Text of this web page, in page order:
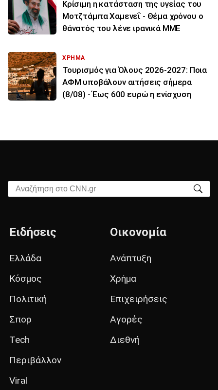
Κρίσιμη η κατάσταση της υγείας του
Μοτζτάμπα Χαμενεΐ - Θέμα χρόνου ο
θάνατός του λένε ιρανικά ΜΜΕ
ΧΡΗΜΑ
Τουρισμός για Όλους 2026-2027: Ποια
ΑΦΜ υποβάλουν αιτήσεις σήμερα
(8/08) - Έως 600 ευρώ η ενίσχυση
Αναζήτηση στο CNN.gr
Ειδήσεις
Ελλάδα
Κόσμος
Πολιτική
Σπορ
Tech
Περιβάλλον
Viral
Οικονομία
Ανάπτυξη
Χρήμα
Επιχειρήσεις
Αγορές
Διεθνή